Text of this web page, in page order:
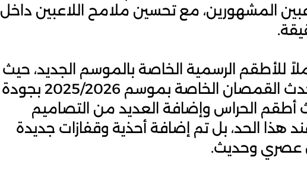
المشهورين، مع تحسين ملامح اللاعبين داخل
للأطقم الرسمية الخاصة بالموسم الجديد، حيث
ستجد جميع الفرق ترتدي أحدث القمصان الخاصة بموسم 2025/2026 بجودة
أطقم الحراس وإضافة العديد من التصاميم
هذا الحد، بل تم إضافة أحذية وقفازات جديدة
عصري وحديث.